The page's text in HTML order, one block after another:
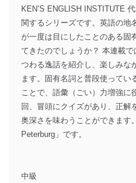
KEN’S ENGLISH INSTITUTE
関するシリーズです。英語の地
が一度は目にしたことのある固
てきたのでしょうか？ 本連載
つわる逸話を紹介し、楽しみな
ます。固有名詞と普段使ってい
ことで、語彙（ごい）力増強
回、冒頭にクイズがあり、正解
奥深さを味わうことができます
Peterburg」です。
中級